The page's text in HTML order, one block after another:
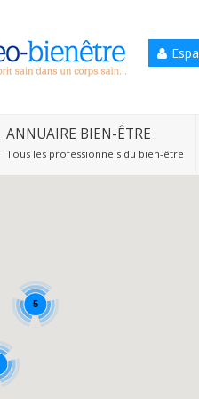
ANNUAIRE BIEN-ÊTRE
Tous les professionnels du bien-être
5